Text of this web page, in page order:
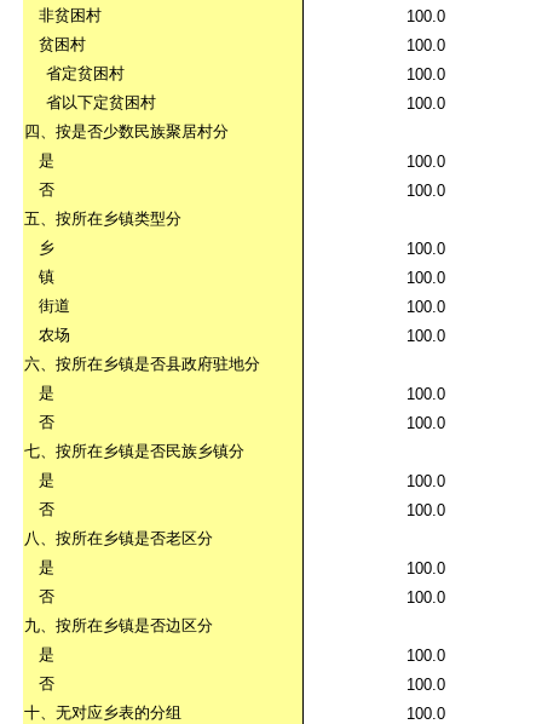
非贫困村
100.0
贫困村
100.0
省定贫困村
100.0
省以下定贫困村
100.0
四、按是否少数民族聚居村分
是
100.0
否
100.0
五、按所在乡镇类型分
乡
100.0
镇
100.0
街道
100.0
农场
100.0
六、按所在乡镇是否县政府驻地分
是
100.0
否
100.0
七、按所在乡镇是否民族乡镇分
是
100.0
否
100.0
八、按所在乡镇是否老区分
是
100.0
否
100.0
九、按所在乡镇是否边区分
是
100.0
否
100.0
十、无对应乡表的分组
100.0